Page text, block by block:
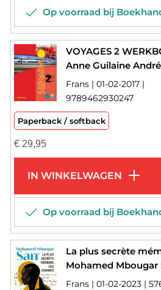
Op voorraad bij
Anne Guilaine André
Frans | 01-02-2017 |
9789462930247
Paperback / softback
€29,95
IN WINKELWAGEN
Op voorraad bij
Mohamed Mbougar
Frans | 01-02-2023 |